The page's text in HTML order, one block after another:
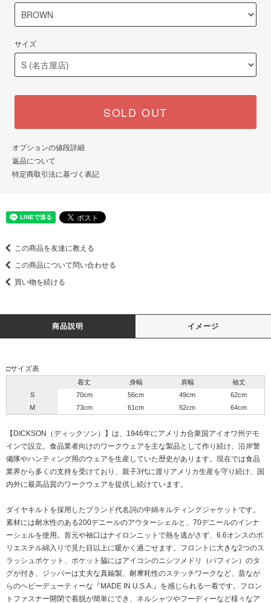
サイズ
SOLD OUT
オプションの値段詳細
返品について
特定商取引法に基づく表記
この商品を友達に教える
この商品について問い合わせる
買い物を続ける
商品説明 イメージ
□サイズ表
着丈 身幅 肩幅
袖丈
S
70cm 56cm 49cm
62cm
M
73cm 61cm 52cm 64cm
【DICKSON（ディックソン）】は、1946年にアメリカ合衆国アイオワ州デモ
インで設立。食品業者向けのワークウェアを主な製品として作り続け、沿岸警
備隊やハンティング用のウェアを生産していた歴史があります。現在では食品
業界から多くの支持を受けており、親子3代に渡りアメリカ生産を守り続け、国
内外に最高品質のワークウェアを提供し続けています。
ダイヤキルトを採用したブランド代名詞の中綿キルティングジャケットです。
素材には耐水性のある200デニールのアウターシェルと、70デニールのインナ
ーシェルを使用。首元や袖口はナイロンニットで熱を逃がさず、6.6オンスのポ
リエステル綿入りで見た目以上に暖かく過ごせます。フロントに大きな2つのス
ラッシュポケット、ポケット脇にはアイコンのニシツメドリ（パフィン）のタ
グが付き、ジッパーは丈夫な真鍮製、耐摩耗性のステッチワークなど、昔なが
らのヘビーデューティーな『MADE IN U.S.A.』を感じられる一着です。フロン
トファスナー開閉で着脱が簡単にでき、ネルシャツやフーディーなど様々なア